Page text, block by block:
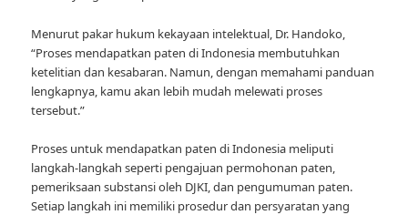
Menurut pakar hukum kekayaan intelektual, Dr. Handoko,
“Proses mendapatkan paten di Indonesia membutuhkan
ketelitian dan kesabaran. Namun, dengan memahami panduan
lengkapnya, kamu akan lebih mudah melewati proses
tersebut.”
Proses untuk mendapatkan paten di Indonesia meliputi
langkah-langkah seperti pengajuan permohonan paten,
pemeriksaan substansi oleh DJKI, dan pengumuman paten.
Setiap langkah ini memiliki prosedur dan persyaratan yang